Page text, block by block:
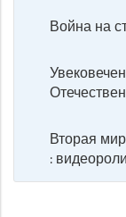
Война на
Вторая
: